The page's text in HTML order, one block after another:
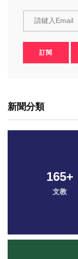
請鍵入Email
訂閱
新聞分類
165+
文教